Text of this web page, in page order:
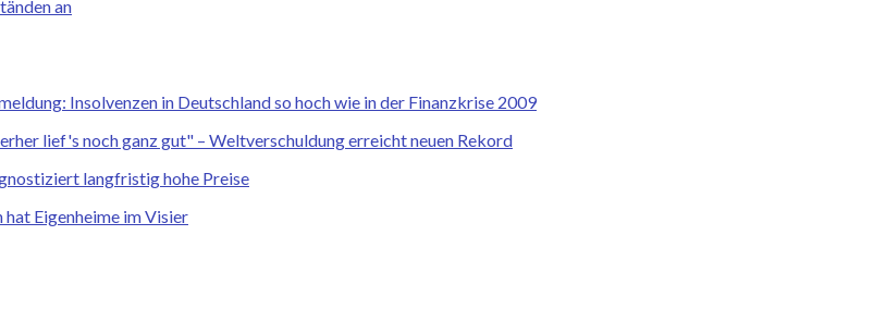
an
Insolvenzen in Deutschland so hoch wie in der Finanzkrise 2009
lief's noch ganz gut" – Weltverschuldung erreicht neuen Rekord
langfristig hohe Preise
Eigenheime im Visier